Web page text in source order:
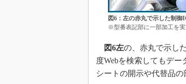
図6：左の赤丸で示した制
※型番表記部に一部加工を実
図6左の、赤丸で示し
度Webを検索してもデ
シートの開示や代替品